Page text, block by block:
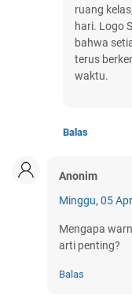
ruang
hari. Logo
bahwa
terus
waktu.
Balas
Anonim
Minggu, 05
Mengapa
arti penting?
Balas